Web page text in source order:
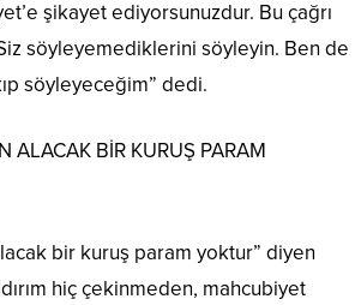
şikayet ediyorsunuzdur. Bu çağrı
söyleyemediklerini söyleyin. Ben de
söyleyeceğim” dedi.
ALACAK BİR KURUŞ PARAM
bir kuruş param yoktur” diyen
hiç çekinmeden, mahcubiyet